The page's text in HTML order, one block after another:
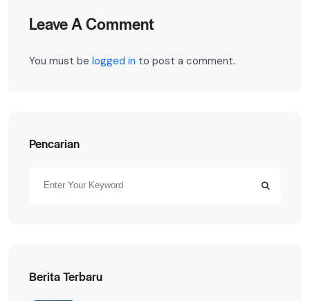
Leave A Comment
You must be logged in to post a comment.
Pencarian
Berita Terbaru